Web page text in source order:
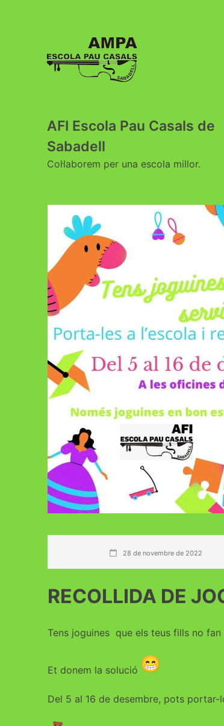
AFI Escola Pau Casals de
Sabadell
Col·laborem per una escola millor.
28 de novembre de 2022
RECOLLIDA DE
Tens joguines que els teus fills no fan
Et donem la solució
Del 5 al 16 de desembre, pots portar-